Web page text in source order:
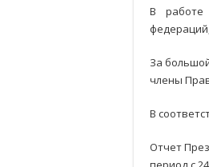
В работе
За
члены
В
Отчет